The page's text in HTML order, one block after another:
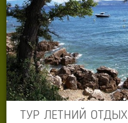
ТУР ЛЕТНИЙ